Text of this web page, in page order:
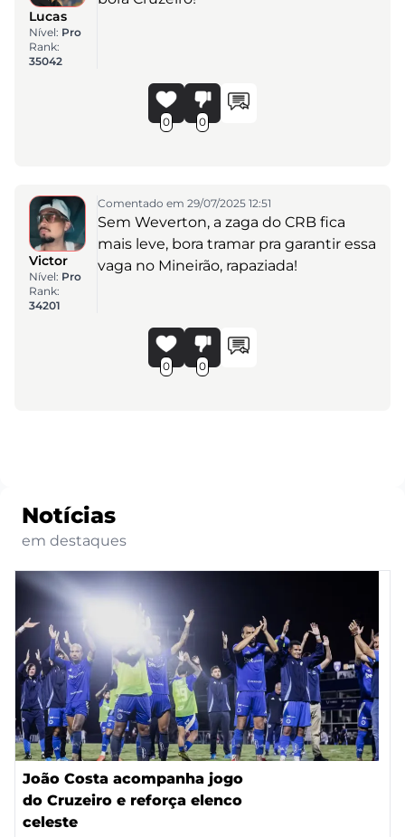
Lucas
Nível: Pro
Rank:
35042
0 0
Victor
Nível: Pro
Rank:
34201
Comentado em 29/07/2025 12:51
Sem Weverton, a zaga do CRB fica
mais leve, bora tramar pra garantir essa
vaga no Mineirão, rapaziada!
0 0
Notícias
em destaques
João Costa acompanha jogo
do Cruzeiro e reforça elenco
celeste